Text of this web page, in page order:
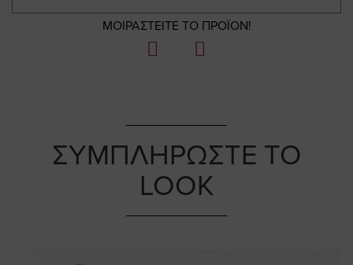
ΜΟΙΡΑΣΤΕΙΤΕ ΤΟ ΠΡΟΪΟΝ!
ΣΥΜΠΛΗΡΩΣΤΕ ΤΟ
LOOK